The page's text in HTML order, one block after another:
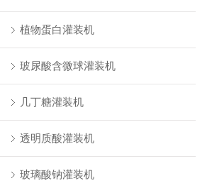
植物蛋白灌装机
玻尿酸含微球灌装机
几丁糖灌装机
透明质酸灌装机
玻璃酸钠灌装机